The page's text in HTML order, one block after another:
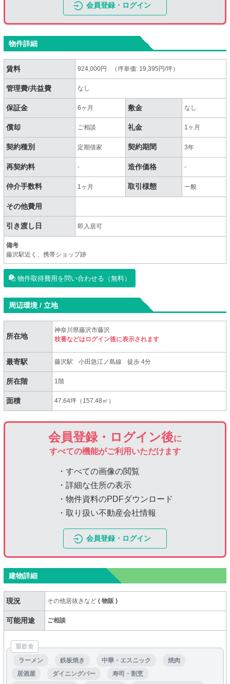
会員登録・ログイン
物件詳細
賃料 924,000円 （坪単価: 19,395円/坪）
管理費/共益費 なし
保証金 6ヶ月 敷金 なし
償却 ご相談 礼金 1ヶ月
契約種別 定期借家 契約期間 3年
再契約料 - 造作価格 -
仲介手数料 1ヶ月 取引様態 一般
その他費用
引き渡し日 即入居可
備考
藤沢駅近く、携帯ショップ跡
物件取得費用を問い合わせる（無料）
周辺環境 / 立地
所在地
神奈川県藤沢市藤沢
枝番などはログイン後に表示されます
最寄駅 藤沢駅 小田急江ノ島線 徒歩 4分
所在階 1階
面積 47.64坪（157.48㎡）
会員登録・ログイン後に
すべての機能がご利用いただけます
・すべての画像の閲覧
・詳細な住所の表示
・物件資料のPDFダウンロード
・取り扱い不動産会社情報
会員登録・ログイン
建物詳細
現況 その他居抜きなど(物販)
可能用途 ご相談
重飲食
ラーメン
鉄板焼き 中華・エスニック
焼肉
居酒屋
ダイニングバー
寿司・割烹